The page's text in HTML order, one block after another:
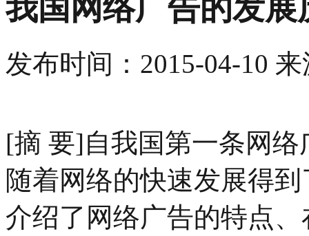
我国网络广告的发
发布时间： 2015-04-10 来
[摘 要]自我国第一条网
随着网络的快速发展得
介绍了网络广告的特点